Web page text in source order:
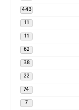
443
11
11
62
38
22
74
7